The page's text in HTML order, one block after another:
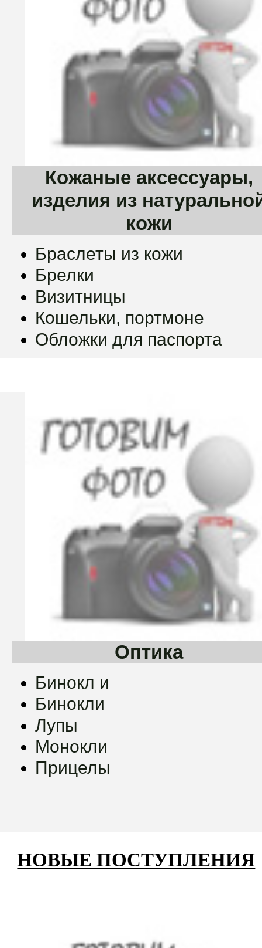
Кожаные аксессуары,
изделия из
кожи
Браслеты из кожи
Брелки
Визитницы
Кошельки, портмоне
Обложки для паспорта
Оптика
Бинокл и
Бинокли
Лупы
Монокли
Прицелы
НОВЫЕ ПОСТУПЛЕНИЯ